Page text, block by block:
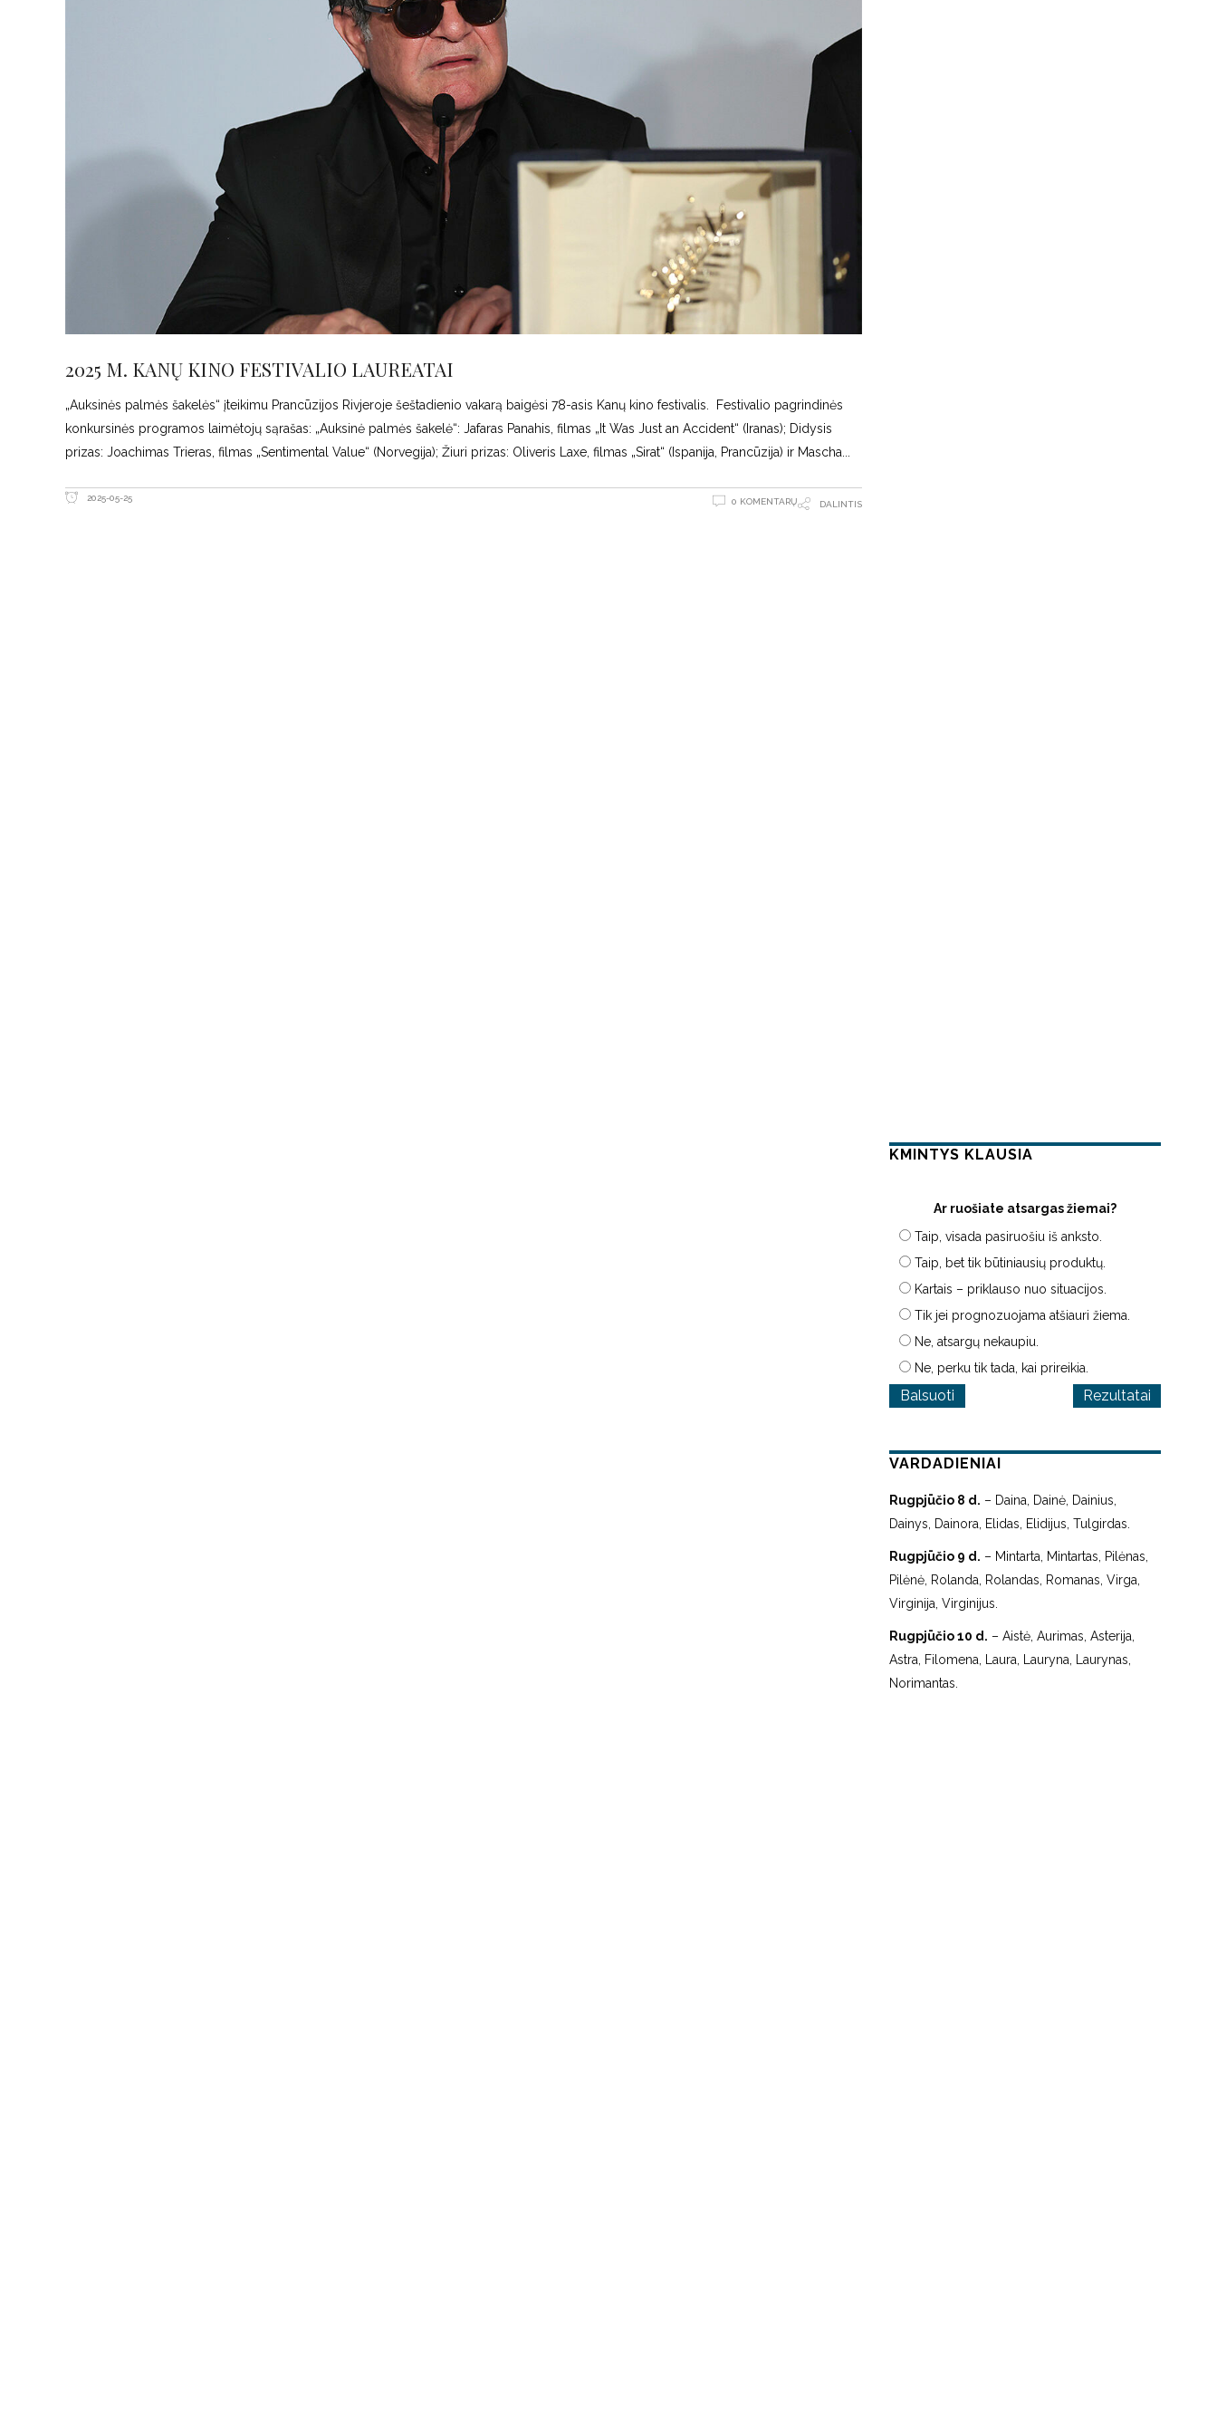
2025 M. KANŲ KINO FESTIVALIO LAUREATAI
„Auksinės palmės šakelės“ įteikimu Prancūzijos Rivjeroje šeštadienio vakarą baigėsi 78-asis Kanų kino festivalis. Festivalio pagrindinės
konkursinės programos laimėtojų sąrašas: „Auksinė palmės šakelė“: Jafaras Panahis, filmas „It Was Just an Accident“ (Iranas); Didysis
prizas: Joachimas Trieras, filmas „Sentimental Value“ (Norvegija); Žiuri prizas: Oliveris Laxe, filmas „Sirat“ (Ispanija, Prancūzija) ir Mascha
2025-05-25 0 KOMENTARŲ DALINTIS
KMINTYS KLAUSIA
Ar ruošiate atsargas žiemai?
Taip, visada pasiruošiu iš anksto.
Taip, bet tik būtiniausių produktų.
Kartais – priklauso nuo situacijos.
Tik jei prognozuojama atšiauri žiema.
Ne, atsargų nekaupiu.
Ne, perku tik tada, kai prireikia.
Rezultatai
VARDADIENIAI
Rugpjūčio 8 d. – Daina, Dainė, Dainius,
Dainys, Dainora, Elidas, Elidijus, Tulgirdas.
Rugpjūčio 9 d. – Mintarta, Mintartas, Pilėnas,
Pilėnė, Rolanda, Rolandas, Romanas, Virga,
Virginija, Virginijus.
Rugpjūčio 10 d. – Aistė, Aurimas, Asterija,
Astra, Filomena, Laura, Lauryna, Laurynas,
Norimantas.